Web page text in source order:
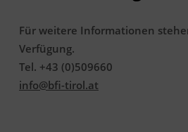
zu maximal 30 %
Informationen
update.at
Für weitere Informationen
Verfügung.
Tel. +43 (0)509660
info@bfi-tirol.at